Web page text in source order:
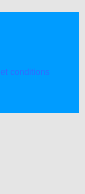
conditions